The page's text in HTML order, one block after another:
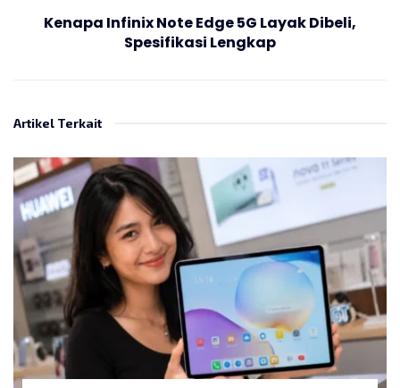
Kenapa Infinix Note Edge 5G Layak Dibeli,
Spesifikasi Lengkap
Artikel Terkait